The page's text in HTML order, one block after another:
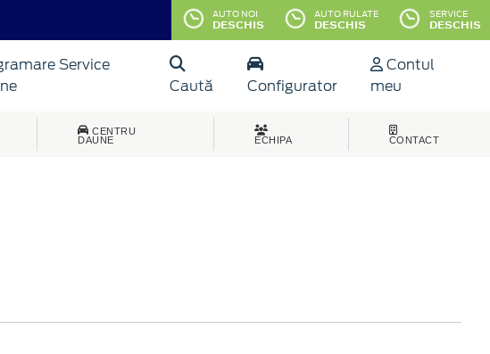
AUTO NOI
DESCHIS
AUTO RULATE
DESCHIS
SERVICE
DESCHIS
Service
Caută Configurator
Contul
meu
CENTRU
DAUNE
ECHIPA CONTACT